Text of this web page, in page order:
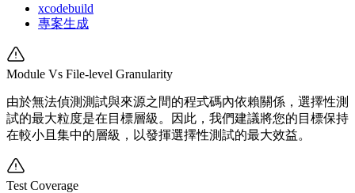
xcodebuild
專案生成
Module Vs File-level Granularity
由於無法偵測測試與來源之間的程式碼內依賴關係，選擇性測
試的最大粒度是在目標層級。因此，我們建議將您的目標保持
在較小且集中的層級，以發揮選擇性測試的最大效益。
Test Coverage